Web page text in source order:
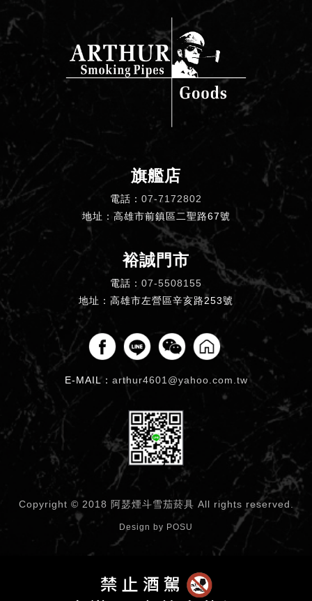
旗艦店
電話： 07-7172802
地址：高雄市前鎮區二聖路67號
裕誠門市
電話： 07-5508155
地址：高雄市左營區辛亥路253號
E-MAIL： arthur4601@yahoo.com.tw
Copyright © 2018 阿瑟煙斗雪茄菸具 All rights reserved.
Design by POSU